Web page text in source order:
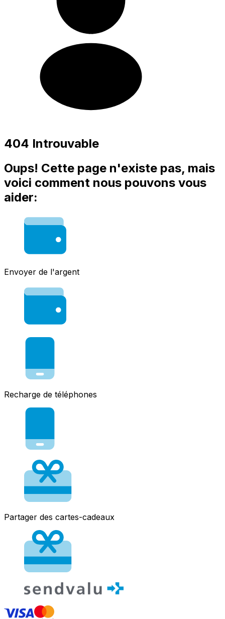
404 Introuvable
Oups! Cette page n'existe pas, mais
voici comment nous pouvons vous
aider:
Envoyer de l'argent
Recharge de téléphones
Partager des cartes-cadeaux